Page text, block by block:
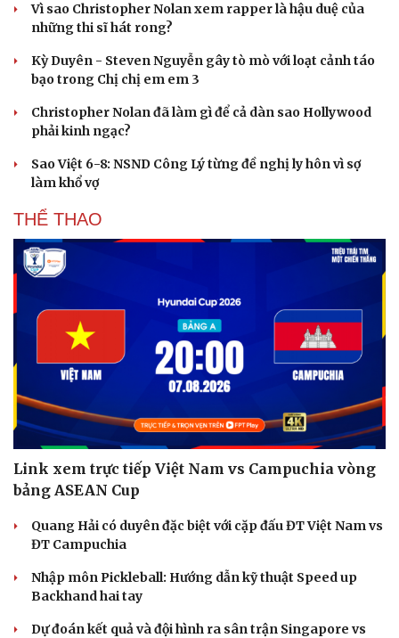
Cải chính
Vì sao Christopher Nolan xem rapper là hậu duệ của
những thi sĩ hát rong?
Kỳ Duyên - Steven Nguyễn gây tò mò với loạt cảnh táo
bạo trong Chị chị em em 3
Christopher Nolan đã làm gì để cả dàn sao Hollywood
phải kinh ngạc?
Sao Việt 6-8: NSND Công Lý từng đề nghị ly hôn vì sợ
làm khổ vợ
THỂ THAO
Link xem trực tiếp Việt Nam vs Campuchia vòng
bảng ASEAN Cup
Quang Hải có duyên đặc biệt với cặp đấu ĐT Việt Nam vs
ĐT Campuchia
Nhập môn Pickleball: Hướng dẫn kỹ thuật Speed up
Backhand hai tay
Dự đoán kết quả và đội hình ra sân trận Singapore vs